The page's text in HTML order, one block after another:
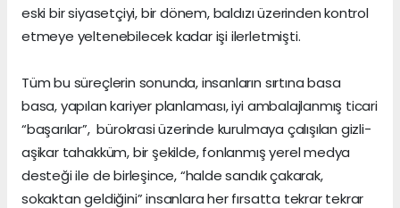
eski bir siyasetçiyi, bir dönem, baldızı üzerinden kontrol
etmeye yeltenebilecek kadar işi ilerletmişti.
Tüm bu süreçlerin sonunda, insanların sırtına basa
basa, yapılan kariyer planlaması, iyi ambalajlanmış ticari
“başarılar”, bürokrasi üzerinde kurulmaya çalışılan gizli-
aşikar tahakküm, bir şekilde, fonlanmış yerel medya
desteği ile de birleşince, “halde sandık çakarak,
sokaktan geldiğini” insanlara her fırsatta tekrar tekrar